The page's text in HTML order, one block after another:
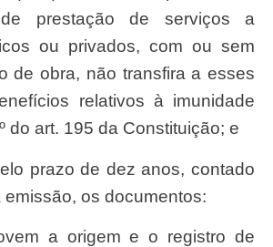
prestação de serviços a
ou privados, com ou sem
de obra, não transfira a esses
relativos à imunidade
do art. 195 da Constituição; e
os documentos: